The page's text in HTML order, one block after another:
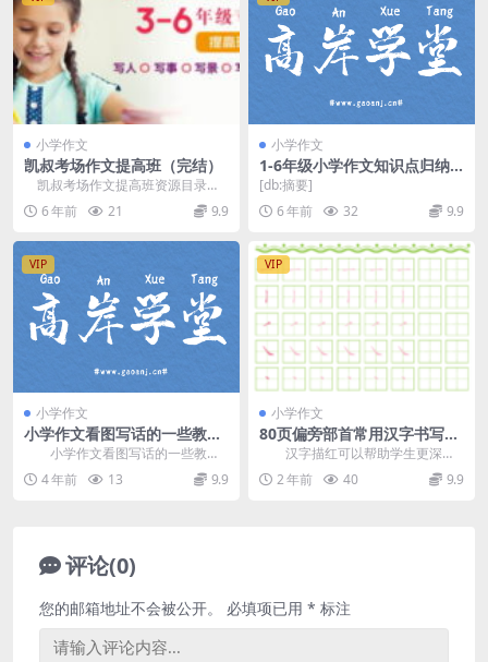
小学作文
凯叔考场作文提高班（完结）
凯叔考场作文提高班资源目录
第01课（宝贝课）：童年趣事
（写事，如何激趣）...
6 年前 21 9.9
小学作文
1-6年级小学作文知识点归纳
总结
[db:摘要]
6 年前
32 9.9
VIP
小学作文
小学作文看图写话的一些教学
方法Word 百度网盘分享
小学作文看图写话的一些教学
方法Word，百度网盘分享4.88M看
图写话课件电...
4 年前 13 9.9
VIP
小学作文
80页偏旁部首常用汉字书写强
化pdf练习册(附带趣味部首转
盘)下载
汉字描红可以帮助学生更深入
地理解汉字的结构和含义，从而更
好地掌握汉字的语义和...
2 年前 40 9.9
评论(0)
您的邮箱地址不会被公开。 必填项已用 * 标注